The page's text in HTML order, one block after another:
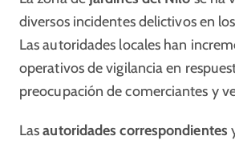
diversos incidentes delictivos en
Las autoridades locales han
operativos de vigilancia en
preocupación de comerciantes y
Lasautoridades correspondientes